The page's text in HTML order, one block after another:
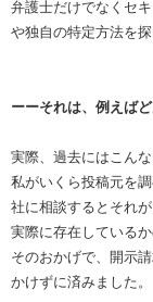
弁護士だけでなくセ
や独自の特定方法を
ーーそれは、例えば
実際、過去にはこんな
私がいくら投稿元を
社に相談するとそれ
実際に存在している
そのおかげで、開示
かけずに済みました。